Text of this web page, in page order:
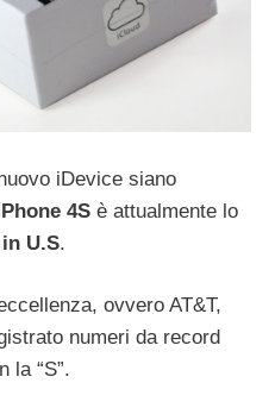
iDevice siano
4S è attualmente lo
U.S.
ovvero AT&T,
numeri da record
la “S”.